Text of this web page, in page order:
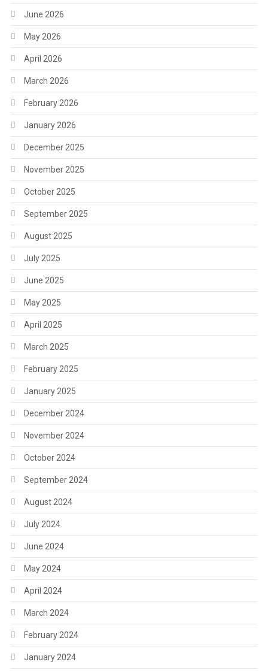
June 2026
May 2026
April 2026
March 2026
February 2026
January 2026
December 2025
November 2025
October 2025
September 2025
August 2025
July 2025
June 2025
May 2025
April 2025
March 2025
February 2025
January 2025
December 2024
November 2024
October 2024
September 2024
August 2024
July 2024
June 2024
May 2024
April 2024
March 2024
February 2024
January 2024